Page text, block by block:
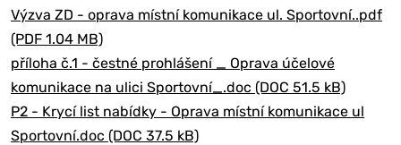
Výzva ZD - oprava místní komunikace ul. Sportovní..pdf
(PDF 1.04 MB)
příloha č.1 - čestné prohlášení _ Oprava účelové
komunikace na ulici Sportovní_.doc (DOC 51.5 kB)
P2 - Krycí list nabídky - Oprava místní komunikace ul
Sportovní.doc (DOC 37.5 kB)